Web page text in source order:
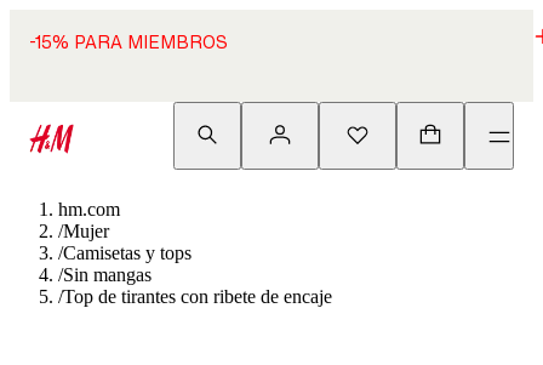
-15% PARA MIEMBROS
hm.com
/Mujer
/Camisetas y tops
/Sin mangas
/Top de tirantes con ribete de encaje